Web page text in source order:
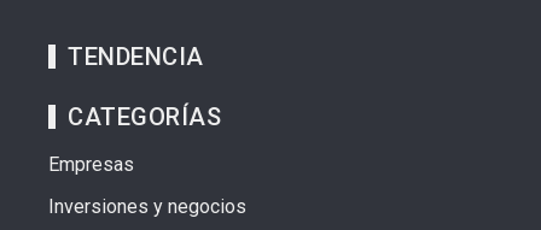
TENDENCIA
CATEGORÍAS
Empresas
Inversiones y negocios